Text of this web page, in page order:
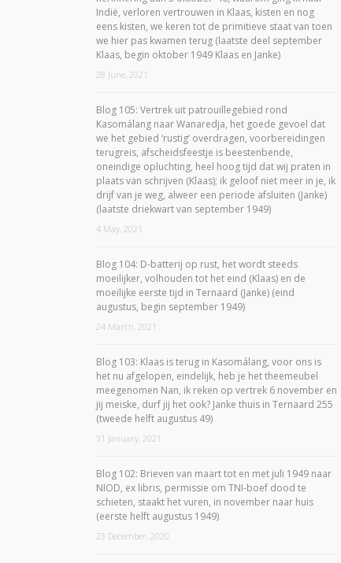
Indië, verloren vertrouwen in Klaas, kisten en nog
eens kisten, we keren tot de primitieve staat van toen
we hier pas kwamen terug (laatste deel september
Klaas, begin oktober 1949 Klaas en Janke)
28 June, 2021
Blog 105: Vertrek uit patrouillegebied rond
Kasomálang naar Wanaredja, het goede gevoel dat
we het gebied ‘rustig’ overdragen, voorbereidingen
terugreis, afscheidsfeestje is beestenbende,
oneindige opluchting, heel hoog tijd dat wij praten in
plaats van schrijven (Klaas); ik geloof niet meer in je, ik
drijf van je weg, alweer een periode afsluiten (Janke)
(laatste driekwart van september 1949)
4 May, 2021
Blog 104: D-batterij op rust, het wordt steeds
moeilijker, volhouden tot het eind (Klaas) en de
moeilijke eerste tijd in Ternaard (Janke) (eind
augustus, begin september 1949)
24 March, 2021
Blog 103: Klaas is terug in Kasomálang, voor ons is
het nu afgelopen, eindelijk, heb je het theemeubel
meegenomen Nan, ik reken op vertrek 6 november en
jij meiske, durf jij het ook? Janke thuis in Ternaard 255
(tweede helft augustus 49)
31 January, 2021
Blog 102: Brieven van maart tot en met juli 1949 naar
NIOD, ex libris, permissie om TNI-boef dood te
schieten, staakt het vuren, in november naar huis
(eerste helft augustus 1949)
23 December, 2020